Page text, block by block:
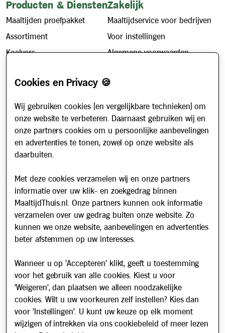
Producten & Diensten
Maaltijden proefpakket
Assortiment
Koelvers
Zakelijk
Maaltijdservice voor bedrijven
Voor instellingen
Algemene voorwaarden
Cookiebeleid
Klantenservice & Info
Hoe werkt het?
Veelgestelde vragen
Werken bij
Nieuws
Nieuwsbrief
Schrijf u in voor onze nieuwsbrief en blijf op de hoogte van
updates over Maaltijd Thuis!
E-mailadres
Cookies en Privacy 🍪
Wij gebruiken cookies (en vergelijkbare technieken) om
onze website te verbeteren. Daarnaast gebruiken wij en
onze partners cookies om u persoonlijke aanbevelingen
en advertenties te tonen, zowel op onze website als
daarbuiten.
Met deze cookies verzamelen wij en onze partners
informatie over uw klik- en zoekgedrag binnen
MaaltijdThuis.nl. Onze partners kunnen ook informatie
verzamelen over uw gedrag buiten onze website. Zo
kunnen we onze website, aanbevelingen en advertenties
beter afstemmen op uw interesses.
Wanneer u op 'Accepteren' klikt, geeft u toestemming
voor het gebruik van alle cookies. Kiest u voor
'Weigeren', dan plaatsen we alleen noodzakelijke
cookies. Wilt u uw voorkeuren zelf instellen? Kies dan
voor 'Instellingen'. U kunt uw keuze op elk moment
wijzigen of intrekken via ons cookiebeleid of meer lezen